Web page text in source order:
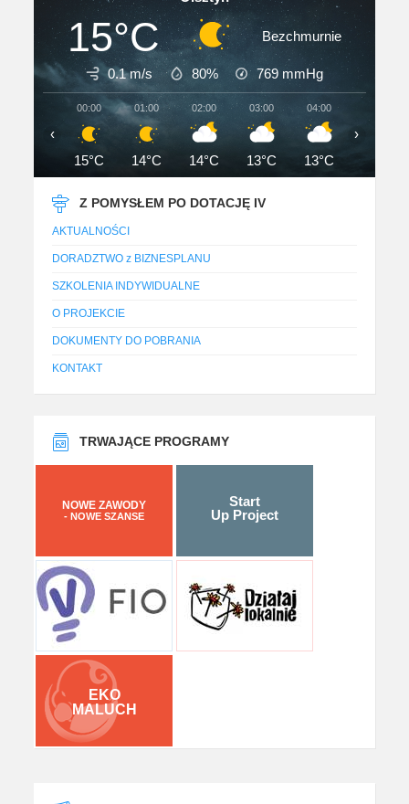
15°C Bezchmurnie
0.1 m/s 80% 769 mmHg
00:00
15°C
01:00
14°C
02:00
14°C
03:00
13°C
04:00
13°C
‹ ›
Z POMYSŁEM PO DOTACJĘ IV
AKTUALNOŚCI
DORADZTWO z BIZNESPLANU
SZKOLENIA INDYWIDUALNE
O PROJEKCIE
DOKUMENTY DO POBRANIA
KONTAKT
TRWAJĄCE PROGRAMY
NOWE ZAWODY
- NOWE SZANSE
Start
Up Project
EKO
MALUCH